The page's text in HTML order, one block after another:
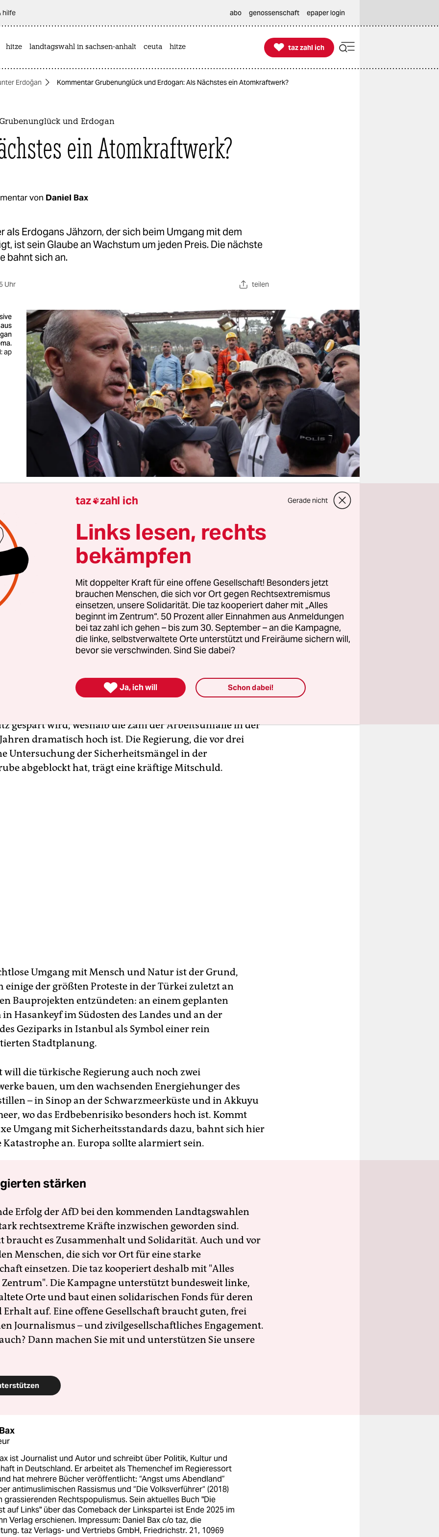
hilfe abo genossenschaft epaper login
hitze landtagswahl in sachsen-anhalt ceuta hitze 
taz zahl ich
taz zahl ich
Erdoğan Kommentar Grubenunglück und Erdogan: Als Nächstes ein Atomkraftwerk?
und Erdogan
ein Atomkraftwerk?
von Daniel Bax
als Erdogans Jähzorn, der sich beim Umgang mit dem
ist sein Glaube an Wachstum um jeden Preis. Die nächste
bahnt sich an.
Uhr teilen
ap
spart nicht nur an der Sicherheit, sondern auch
Mitgefühl: Das ist die Botschaft, die von Erdogans Auftritt
Soma ausging. Am Ort des wohl größten Grubenunglücks in
Geschichte relativierte der Premier die Tragödie nicht
Vergleichen, sondern lieferte sich auch noch ein
Handgemenge. Immer öfter zeigt sich Erdogan bei solchen
als der aggressive Halbstarke aus Kasimpasa, als der er
als sein Jähzorn ist aber sein ungebremster Glaube an
Image als Baumeister des türkischen
noch einmal punkten. Das Grubenunglück in
gespart wird, weshalb die Zahl der Arbeitsunfälle in der
dramatisch hoch ist. Die Regierung, die vor drei
Untersuchung der Sicherheitsmängel in der
abgeblockt hat, trägt eine kräftige Mitschuld.
Umgang mit Mensch und Natur ist der Grund,
einige der größten Proteste in der Türkei zuletzt an
Bauprojekten entzündeten: an einem geplanten
Hasankeyf im Südosten des Landes und an der
Geziparks in Istanbul als Symbol einer rein
Stadtplanung.
will die türkische Regierung auch noch zwei
bauen, um den wachsenden Energiehunger des
– in Sinop an der Schwarzmeerküste und in Akkuyu
wo das Erdbebenrisiko besonders hoch ist. Kommt
Umgang mit Sicherheitsstandards dazu, bahnt sich hier
Katastrophe an. Europa sollte alarmiert sein.
stärken
Erfolg der AfD bei den kommenden Landtagswahlen
rechtsextreme Kräfte inzwischen geworden sind.
braucht es Zusammenhalt und Solidarität. Auch und vor
Menschen, die sich vor Ort für eine starke
einsetzen. Die taz kooperiert deshalb mit "Alles
Die Kampagne unterstützt bundesweit linke,
Orte und baut einen solidarischen Fonds für deren
Erhalt auf. Eine offene Gesellschaft braucht guten, frei
Journalismus – und zivilgesellschaftliches Engagement.
Dann machen Sie mit und unterstützen Sie unsere
ist Journalist und Autor und schreibt über Politik, Kultur und
in Deutschland. Er arbeitet als Themenchef im Regieressort
hat mehrere Bücher veröffentlicht: “Angst ums Abendland”
antimuslimischen Rassismus und “Die Volksverführer“ (2018)
grassierenden Rechtspopulismus. Sein aktuelles Buch "Die
auf Links" über das Comeback der Linkspartei ist Ende 2025 im
Verlag erschienen. Impressum: Daniel Bax c/o taz, die
taz Verlags- und Vertriebs GmbH, Friedrichstr. 21, 10969
taz zahl ich Gerade nicht
Links lesen, rechts
bekämpfen
Mit doppelter Kraft für eine offene Gesellschaft! Besonders jetzt
brauchen Menschen, die sich vor Ort gegen Rechtsextremismus
einsetzen, unsere Solidarität. Die taz kooperiert daher mit „Alles
beginnt im Zentrum“. 50 Prozent aller Einnahmen aus Anmeldungen
bei taz zahl ich gehen – bis zum 30. September – an die Kampagne,
die linke, selbstverwaltete Orte unterstützt und Freiräume sichern will,
bevor sie verschwinden. Sind Sie dabei?
 Ja, ich will Schon dabei!